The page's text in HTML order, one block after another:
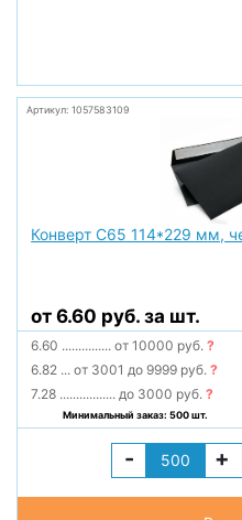
Артикул: 1057583109
Конверт С65 114*229 мм,
от 6.60 руб. за шт.
6.60 ............... от 10000 руб.?
6.82 ... от 3001 до 9999 руб.?
7.28 ................. до 3000 руб.?
Минимальный заказ: 500 шт.
- +